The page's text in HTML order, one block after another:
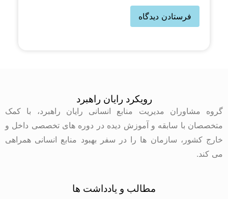
رویکرد رایان راهبرد
گروه مشاوران مدیریت منابع انسانی رایان راهبرد، با کمک
متخصصان با سابقه و آموزش دیده در دوره های تخصصی داخل و
خارج کشور، سازمان ها را در سفر بهبود منابع انسانی همراهی
می کند.
مطالب و یادداشت ها